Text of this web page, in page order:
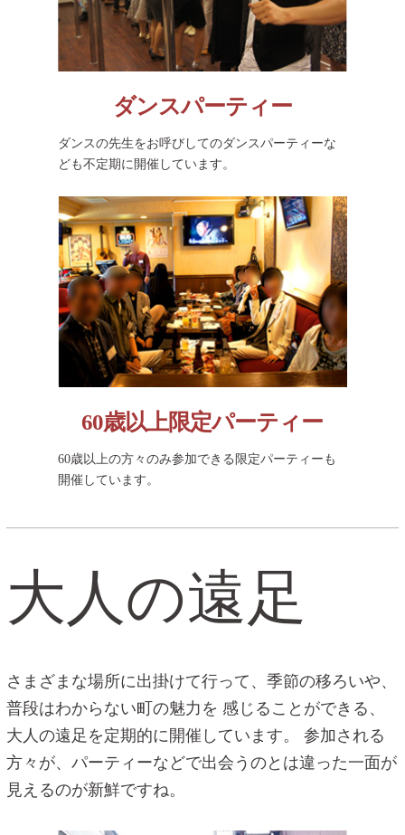
ダンスパーティー
ダンスの先生をお呼びしてのダンスパーティーな
ども不定期に開催しています。
60歳以上限定パーティー
60歳以上の方々のみ参加できる限定パーティーも
開催しています。
大人の遠足
さまざまな場所に出掛けて行って、季節の移ろいや、
普段はわからない町の魅力を 感じることができる、
大人の遠足を定期的に開催しています。
参加される
方々が、パーティーなどで出会うのとは違った一面が
見えるのが新鮮ですね。